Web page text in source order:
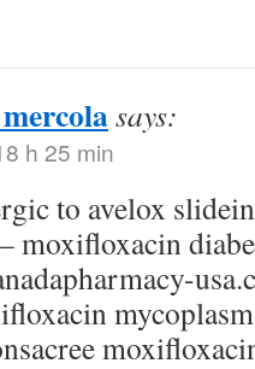
says:
h 25 min
to avelox
– moxifloxacin